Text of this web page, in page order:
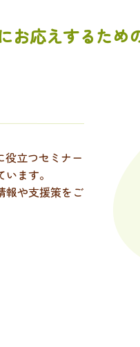
お応えするた
立つセミナー
ます。
報や支援策をご